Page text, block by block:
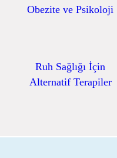
Obezite ve Psikoloji
Ruh Sağlığı İçin
Alternatif Terapiler